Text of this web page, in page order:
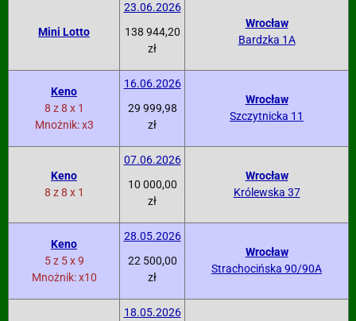
Mini Lotto
23.06.2026
138 944,20
zł
Wrocław
Bardzka 1A
Keno
8 z 8 x 1
Mnożnik: x3
16.06.2026
29 999,98
zł
Wrocław
Szczytnicka 11
Keno
8 z 8 x 1
07.06.2026
10 000,00
zł
Wrocław
Królewska 37
Keno
5 z 5 x 9
Mnożnik: x10
28.05.2026
22 500,00
zł
Wrocław
Strachocińska 90/90A
18.05.2026